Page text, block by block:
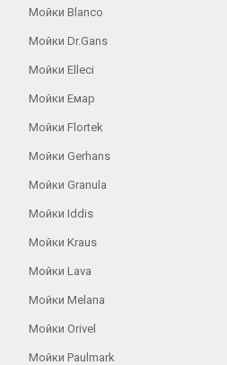
Мойки Blanco
Мойки Dr.Gans
Мойки Elleci
Мойки Емар
Мойки Flortek
Мойки Gerhans
Мойки Granula
Мойки Iddis
Мойки Kraus
Мойки Lava
Мойки Melana
Мойки Orivel
Мойки Paulmark